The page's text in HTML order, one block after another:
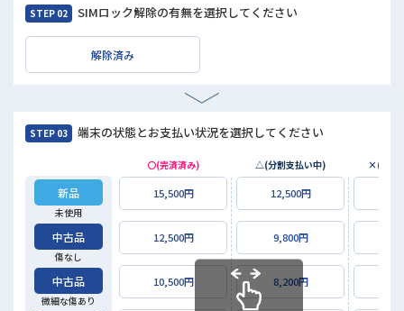
STEP 02 SIMロック解除の有無を選択してください
解除済み
STEP 03 端末の状態とお支払い状況を選択してください
新品
未使用
中古品
傷なし
中古品
微細な傷あり
〇(完済済み) △(分割支払い中) ×(未払
15,500円 12,500円
12,500円 9,800円
10,500円 8,200円